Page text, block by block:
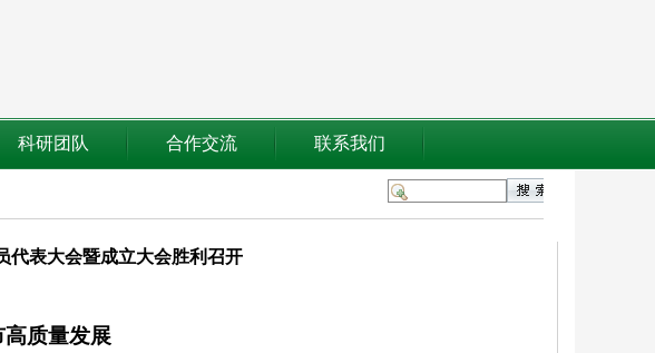
科研团队 合作交流 联系我们
代表大会暨成立大会胜利召开
质量发展